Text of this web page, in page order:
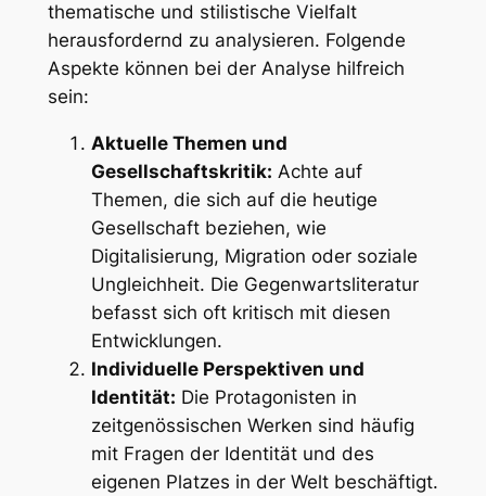
thematische und stilistische Vielfalt
herausfordernd zu analysieren. Folgende
Aspekte können bei der Analyse hilfreich
sein:
Aktuelle Themen und
Gesellschaftskritik: Achte auf
Themen, die sich auf die heutige
Gesellschaft beziehen, wie
Digitalisierung, Migration oder soziale
Ungleichheit. Die Gegenwartsliteratur
befasst sich oft kritisch mit diesen
Entwicklungen.
Individuelle Perspektiven und
Identität: Die Protagonisten in
zeitgenössischen Werken sind häufig
mit Fragen der Identität und des
eigenen Platzes in der Welt beschäftigt.